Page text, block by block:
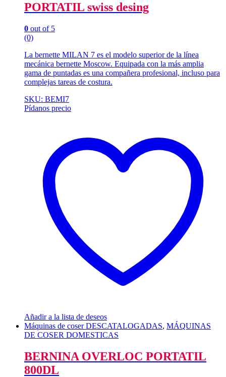
PORTATIL swiss desing
0 out of 5
(0)
La bernette MILAN 7 es el modelo superior de la línea
mecánica bernette Moscow. Equipada con la más amplia
gama de puntadas es una compañera profesional, incluso para
complejas tareas de costura.
SKU: BEMI7
Pídanos precio
Añadir a la lista de deseos
Máquinas de coser DESCATALOGADAS, MÁQUINAS
DE COSER DOMESTICAS
BERNINA OVERLOC PORTATIL
800DL